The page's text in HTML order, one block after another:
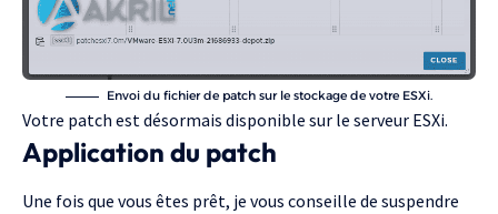
Envoi du fichier de patch sur le stockage de votre ESXi.
Votre patch est désormais disponible sur le serveur ESXi.
Application du patch
Une fois que vous êtes prêt, je vous conseille de suspendre